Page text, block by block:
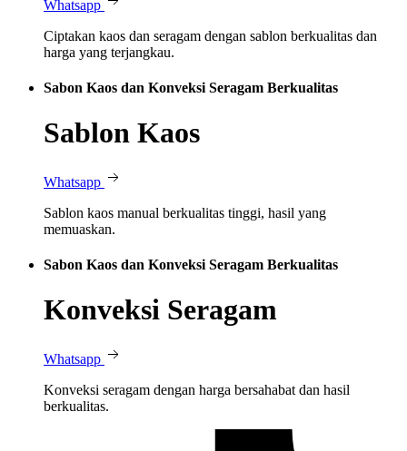
Whatsapp
Ciptakan kaos dan seragam dengan sablon berkualitas dan
harga yang terjangkau.
Sabon Kaos dan Konveksi Seragam Berkualitas
Sablon Kaos
Whatsapp
Sablon kaos manual berkualitas tinggi, hasil yang
memuaskan.
Sabon Kaos dan Konveksi Seragam Berkualitas
Konveksi Seragam
Whatsapp
Konveksi seragam dengan harga bersahabat dan hasil
berkualitas.